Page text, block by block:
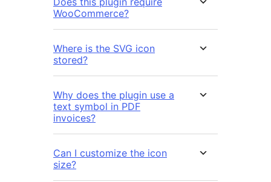
WooCommerce?
Where is the SVG icon
stored?
Why does the plugin use a
text symbol in PDF
invoices?
Can I customize the icon
size?